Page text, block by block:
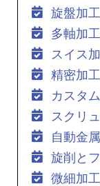
旋盤加工
多軸加工
スイス
精密加工
カスタ
スクリ
自動金
旋削と
微細加工